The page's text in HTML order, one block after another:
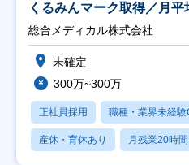
くるみんマーク取得／月
総合メディカル株式会社
未確定
300万~300万
正社員採用 職種・業界未経験
産休・育休あり 月残業20時